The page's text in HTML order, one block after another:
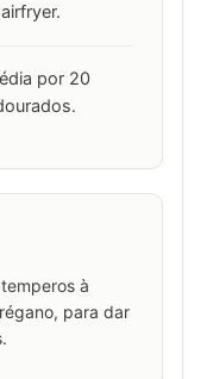
por 20
à
para dar